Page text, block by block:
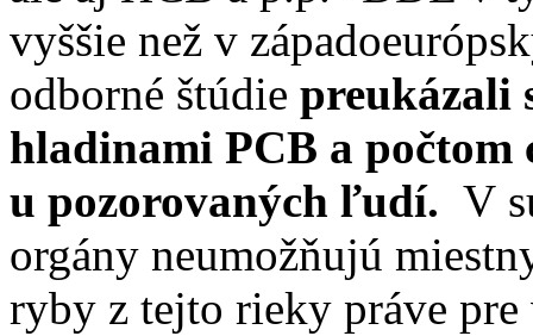
vyššie než v
odborné štúdie preukázali
hladinami PCB a
u pozorovaných ľudí. V
orgány neumožňujú
ryby z tejto rieky práve